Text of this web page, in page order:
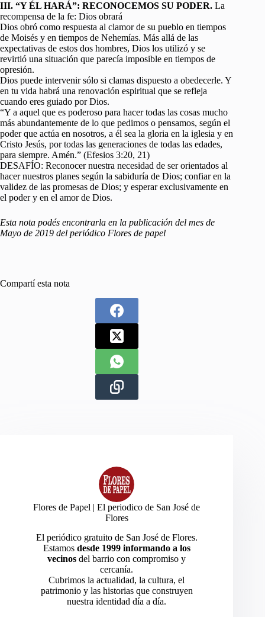
III. “Y ÉL HARÁ”: RECONOCEMOS SU PODER. La
recompensa de la fe: Dios obrará
Dios obró como respuesta al clamor de su pueblo en tiempos
de Moisés y en tiempos de Nehemías. Más allá de las
expectativas de estos dos hombres, Dios los utilizó y se
revirtió una situación que parecía imposible en tiempos de
opresión.
Dios puede intervenir sólo si clamas dispuesto a obedecerle. Y
en tu vida habrá una renovación espiritual que se refleja
cuando eres guiado por Dios.
“Y a aquel que es poderoso para hacer todas las cosas mucho
más abundantemente de lo que pedimos o pensamos, según el
poder que actúa en nosotros, a él sea la gloria en la iglesia y en
Cristo Jesús, por todas las generaciones de todas las edades,
para siempre. Amén.” (Efesios 3:20, 21)
DESAFÍO: Reconocer nuestra necesidad de ser orientados al
hacer nuestros planes según la sabiduría de Dios; confiar en la
validez de las promesas de Dios; y esperar exclusivamente en
el poder y en el amor de Dios.
Esta nota podés encontrarla en la publicación del mes de
Mayo de 2019 del periódico Flores de papel
Compartí esta nota
Flores de Papel | El periodico de San José de
Flores
El periódico gratuito de San José de Flores.
Estamos desde 1999 informando a los
vecinos del barrio con compromiso y
cercanía.
Cubrimos la actualidad, la cultura, el
patrimonio y las historias que construyen
nuestra identidad día a día.